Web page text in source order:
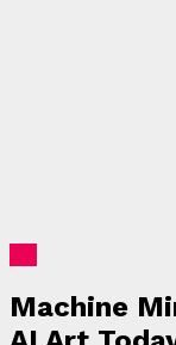
Machine